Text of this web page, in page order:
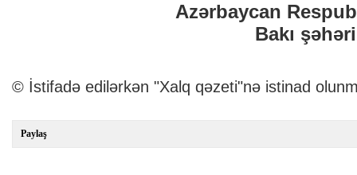
Azərbaycan
Bakı
© İstifadə edilərkən "Xalq qəzeti"nə istinad
Paylaş